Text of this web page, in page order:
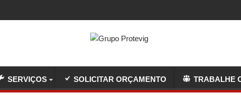
SERVIÇOS SOLICITAR ORÇAMENTO TRABALHE